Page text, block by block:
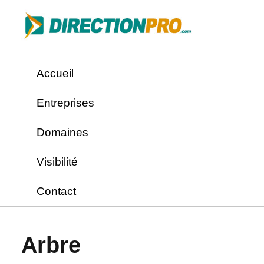
Accueil
Entreprises
Domaines
Visibilité
Contact
Arbre